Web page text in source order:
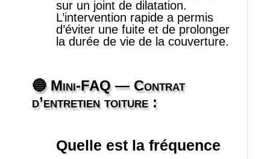
sur un joint de dilatation.
L’intervention rapide a permis
d’éviter une fuite et de prolonger
la durée de vie de la couverture.
🔵 Mini‑FAQ— Contrat
d’entretien toiture:
Quelle est la fréquence